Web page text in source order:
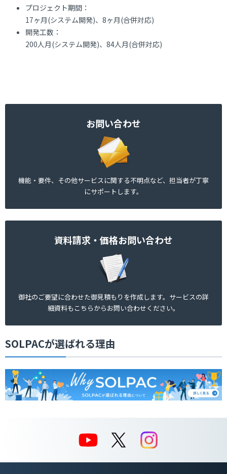
プロジェクト期間：
17ヶ月(システム開発)、8ヶ月(合併対応)
開発工数：
200人月(システム開発)、84人月(合併対応)
お問い合わせ
機能・要件、その他サービスに関する不明点など、担当者が丁寧
にサポートします。
資料請求・価格お問い合わせ
御社のご要望に合わせた御見積もりを作成します。サービスの詳
細資料もこちらからお問い合わせください。
SOLPACが選ばれる理由